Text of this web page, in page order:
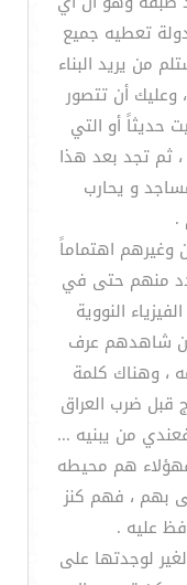
تعطيه جميع
من يريد البناء
وعليك أن تتصور
حديثاً أو التي
ثم تجد بعد هذا
و يحارب
.
وغيرهم اهتماماً
منهم حتى في
النووية
شاهدهم عرف
، وهناك كلمة
قبل ضرب العراق
من يبنيه ...
هم محيطه
بهم ، فهم كنز
عليه .
لوجدتها على